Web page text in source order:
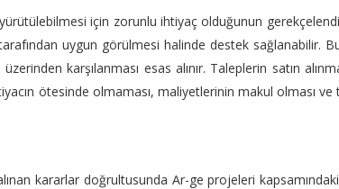
için zorunlu ihtiyaç olduğunun
uygun görülmesi halinde destek sağlanabilir.
karşılanması esas alınır. Taleplerin satın
ötesinde olmaması, maliyetlerinin makul olması
kararlar doğrultusunda Ar-ge projeleri